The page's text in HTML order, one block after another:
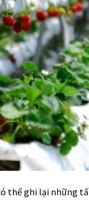
thể ghi lại những